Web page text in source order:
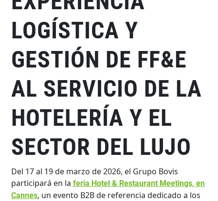
LOGÍSTICA Y
GESTIÓN DE FF&E
AL SERVICIO DE LA
HOTELERÍA Y EL
SECTOR DEL LUJO
Del 17 al 19 de marzo de 2026, el Grupo Bovis
participará en la feria Hotel & Restaurant Meetings, en
Cannes, un evento B2B de referencia dedicado a los